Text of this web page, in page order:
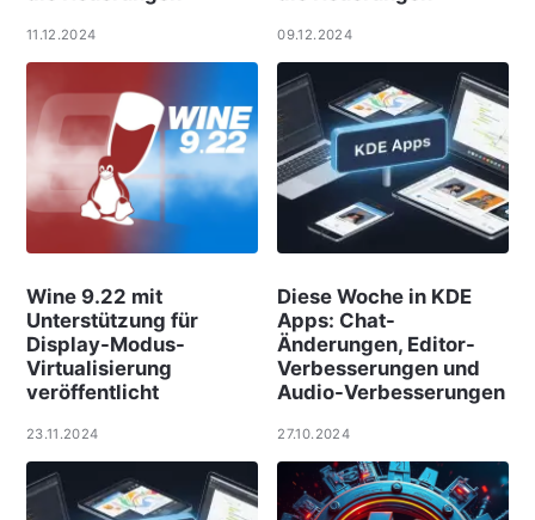
11.12.2024 09.12.2024
Wine 9.22 mit
Unterstützung für
Display-Modus-
Virtualisierung
veröffentlicht
23.11.2024
Diese Woche in KDE
Apps: Chat-
Änderungen, Editor-
Verbesserungen und
Audio-Verbesserungen
27.10.2024